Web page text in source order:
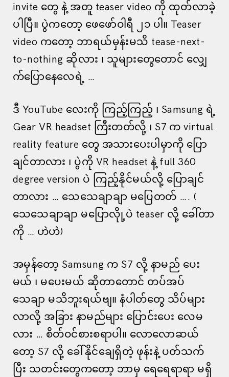
invite တွေ နဲ့ အတူ teaser video ကို ထုတ်လာခဲ့
ပါပြီ။ ပွဲကတော့ ဖေဖော်ဝါရီ ၂၁ ပါ။ Teaser
video ကတော့ ဘာရယ်မှန်းမသိ tease-next-
to-nothing ဆိုလား ၊ သူများတွေတောင် လျှေ
က်ပြောနေလေရဲ့ …
ဒီ YouTube လေးကို ကြည့်ကြည့် ၊ Samsung ရဲ့
Gear VR headset ကြီးတတ်လို့ ၊ S7 က virtual
reality feature တွေ အသားပေးပါမှာကို ပြော
ချင်တာလား ၊ ပွဲကို VR headset နဲ့ full 360
degree version ပဲ ကြည့်နိုင်မယ်လို့ ပြောချင်
တာလား … သေသေချာချာ မပြေတတ် …. (
သေသေချာချာ မပြောလိုု့ပဲ teaser လို့ ခေါ်တာ
ကို … ဟဲဟဲ)
အမှန်တော့ Samsung က S7 လို့ နာမည် ပေး
မယ် ၊ မပေးမယ် ဆိုတာတောင် တပ်အပ်
သေချာ မသိဘူးရယ်ဗျ။ နံပါတ်တွေ သိပ်များ
လာလို့ အခြား နာမည်များ ပြောင်းပေး လေမ
လား … စိတ်ဝင်စားစရာပါ။ လောလောဆယ်
တော့ S7 လို့ ခေါ်နိုင်ချေရှိတဲ့ ဖုန်းနဲ့ ပတ်သက်
ပြီး သတင်းတွေကတော့ ဘာမှ ရေရေရာရာ မရှိ